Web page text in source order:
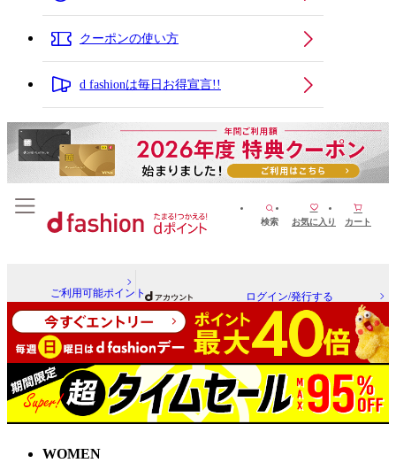
クーポンの使い方
d fashionは毎日お得宣言!!
検索 お気に入り カート
ご利用可能ポイント ログイン/発行する
WOMEN